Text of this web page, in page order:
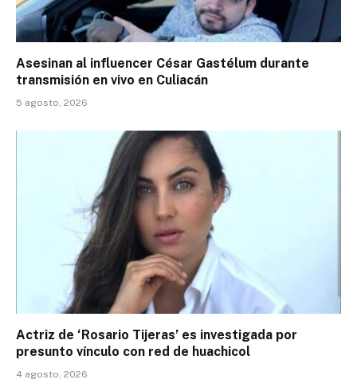
Asesinan al influencer César Gastélum durante
transmisión en vivo en Culiacán
5 agosto, 2026
Actriz de ‘Rosario Tijeras’ es investigada por
presunto vínculo con red de huachicol
4 agosto, 2026